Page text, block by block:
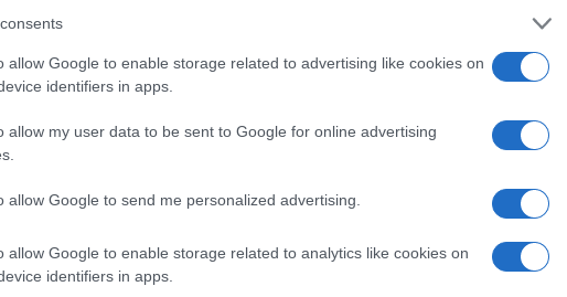
allow Google to enable storage related to advertising like cookies on
identifiers in apps.
allow my user data to be sent to Google for online advertising
allow Google to send me personalized advertising.
allow Google to enable storage related to analytics like cookies on
identifiers in apps.
più sociale, è disponibile uncorso di
Questa attività consente di incontrare altri
momenti di svago. Inoltre, per i giovani
programmi avanzati volti a sviluppare le